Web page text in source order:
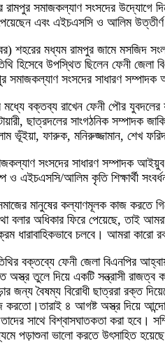
রামপুর সমাজকল্যাণ সংসদের উদ্যোগে
এবং এইচএসসি ও আলিম উত্তীর্ণ
শহরের মধ্যম রামপুর জামে মসজিদ
হিসেবে উপস্থিত ছিলেন ফেনী
সমাজকল্যাণ সংসদের সাধারণ
মধ্যে বক্তব্য রাখেন ফেনী পৌর
ছাত্রদলের সাংগঠনিক সম্পাদক
ফারুক, মনিরুজ্জামান, শেখ ফরিদ
সংসদের সাধারণ সম্পাদক
ও এইচএসসি/আলিম কৃতি শিক্ষার্থী
মানুষের কল্যাণমূলক কাজ করতে
বলার অধিকার ফিরে পেয়েছে, তাই
ধারাবাহিকভাবে চলবে। আমরা
বক্তব্যে ফেনী জেলা বিএনপির
অস্ত্র তুলে দিয়ে একটি সন্ত্রাসী
জন্য বৈষম্য বিরোধী ছাত্ররা রক্ত
করতো।তারাই ৪ আগষ্ট অস্ত্র দিয়ে
সাথে বিশ্বাসঘাতকতা করা হবে।
পড়াশুনা ভালো করতে উৎসাহিত